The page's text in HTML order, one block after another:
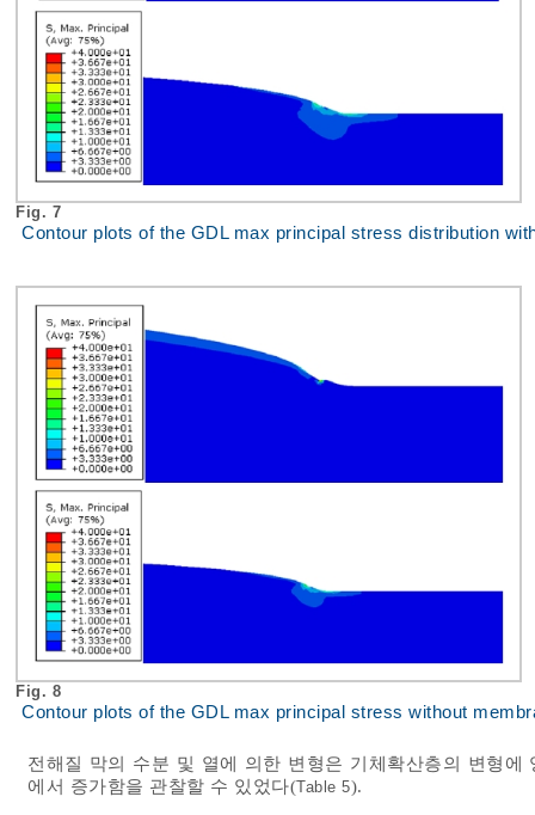
Fig. 7
Contour plots of the GDL max principal stress distribution
Fig. 8
Contour plots of the GDL max principal stress without
전해질 막의 수분 및 열에 의한 변형은 기체확산층의 변형
에서 증가함을 관찰할 수 있었다(Table 5).